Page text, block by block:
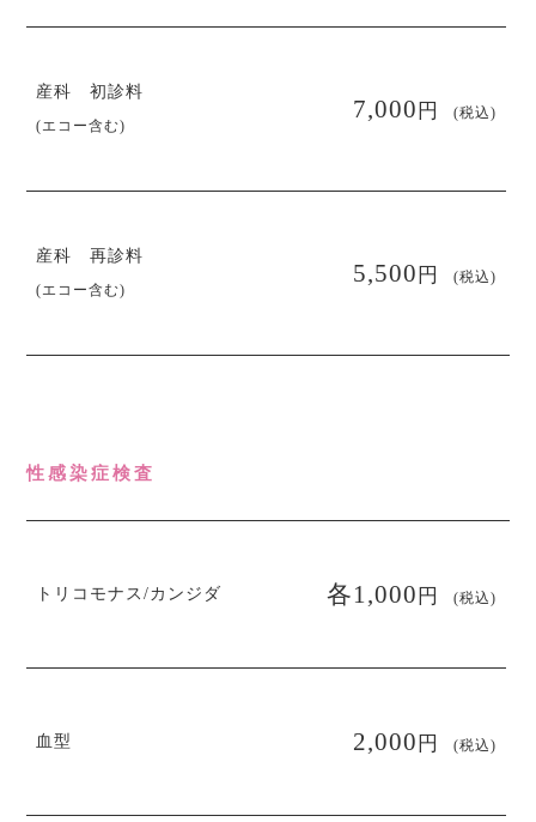
産科 初診料
(エコー含む)
7,000円 (税込)
産科 再診料
(エコー含む)
5,500円 (税込)
性感染症検査
トリコモナス/カンジダ 各1,000円 (税込)
血型 2,000円 (税込)